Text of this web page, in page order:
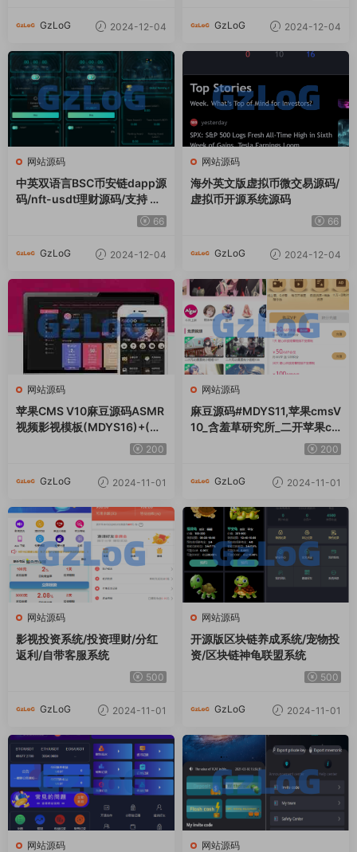
GzLoG 2024-12-04 GzLoG 2024-12-04
网站源码
中英双语言BSC币安链dapp源
码/nft-usdt理财源码/支持 投
66
GzLoG 2024-12-04
网站源码
海外英文版虚拟币微交易源码/
虚拟币开源系统源码
66
GzLoG 2024-12-04
网站源码
苹果CMS V10麻豆源码ASMR
视频影视模板(MDYS16)+(M
200
GzLoG 2024-11-01
网站源码
麻豆源码#MDYS11,苹果cmsV
10_含羞草研究所_二开苹果c
ms视频网站源码模板_可封装
200
GzLoG 2024-11-01
网站源码
影视投资系统/投资理财/分红
返利/自带客服系统
500
GzLoG 2024-11-01
网站源码
开源版区块链养成系统/宠物投
资/区块链神龟联盟系统
500
GzLoG 2024-11-01
网站源码 网站源码